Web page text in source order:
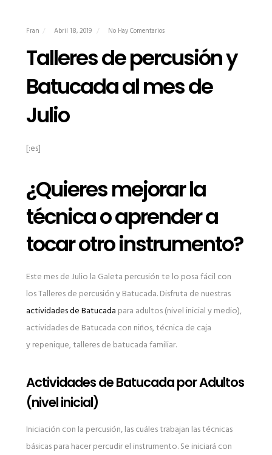
Fran Abril 18, 2019 No Hay Comentarios
Talleres de percusión y
Batucada al mes de
Julio
[:es]
¿Quieres mejorar la
técnica o aprender a
tocar otro instrumento?
Este mes de Julio la Galeta percusión te lo posa fácil con
los Talleres de percusión y Batucada. Disfruta de nuestras
actividades de Batucada para adultos (nivel inicial y medio),
actividades de Batucada con niños, técnica de caja
y repenique, talleres de batucada familiar.
Actividades de Batucada por Adultos
(nivel inicial)
Iniciación con la percusión, las cuáles trabajan las técnicas
básicas para hacer percudir el instrumento. Se iniciará con